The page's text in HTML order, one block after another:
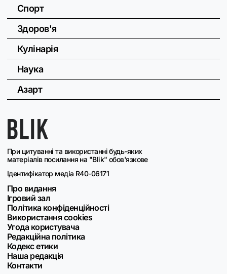
При цитуванні та використанні будь-яких
матеріалів посилання на "Blik" обов'язкове
Ідентифікатор медіа R40-06171
Про видання
Ігровий зал
Політика конфіденційності
Використання cookies
Угода користувача
Редакційна політика
Кодекс етики
Наша редакція
Контакти
Спорт
Здоров'я
Кулінарія
Наука
Азарт